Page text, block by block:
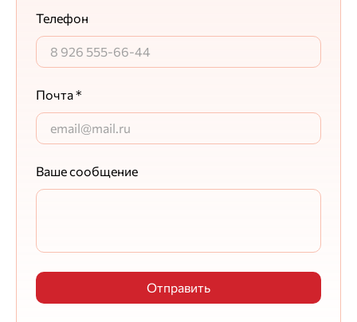
Телефон
Почта *
Ваше сообщение
Отправить